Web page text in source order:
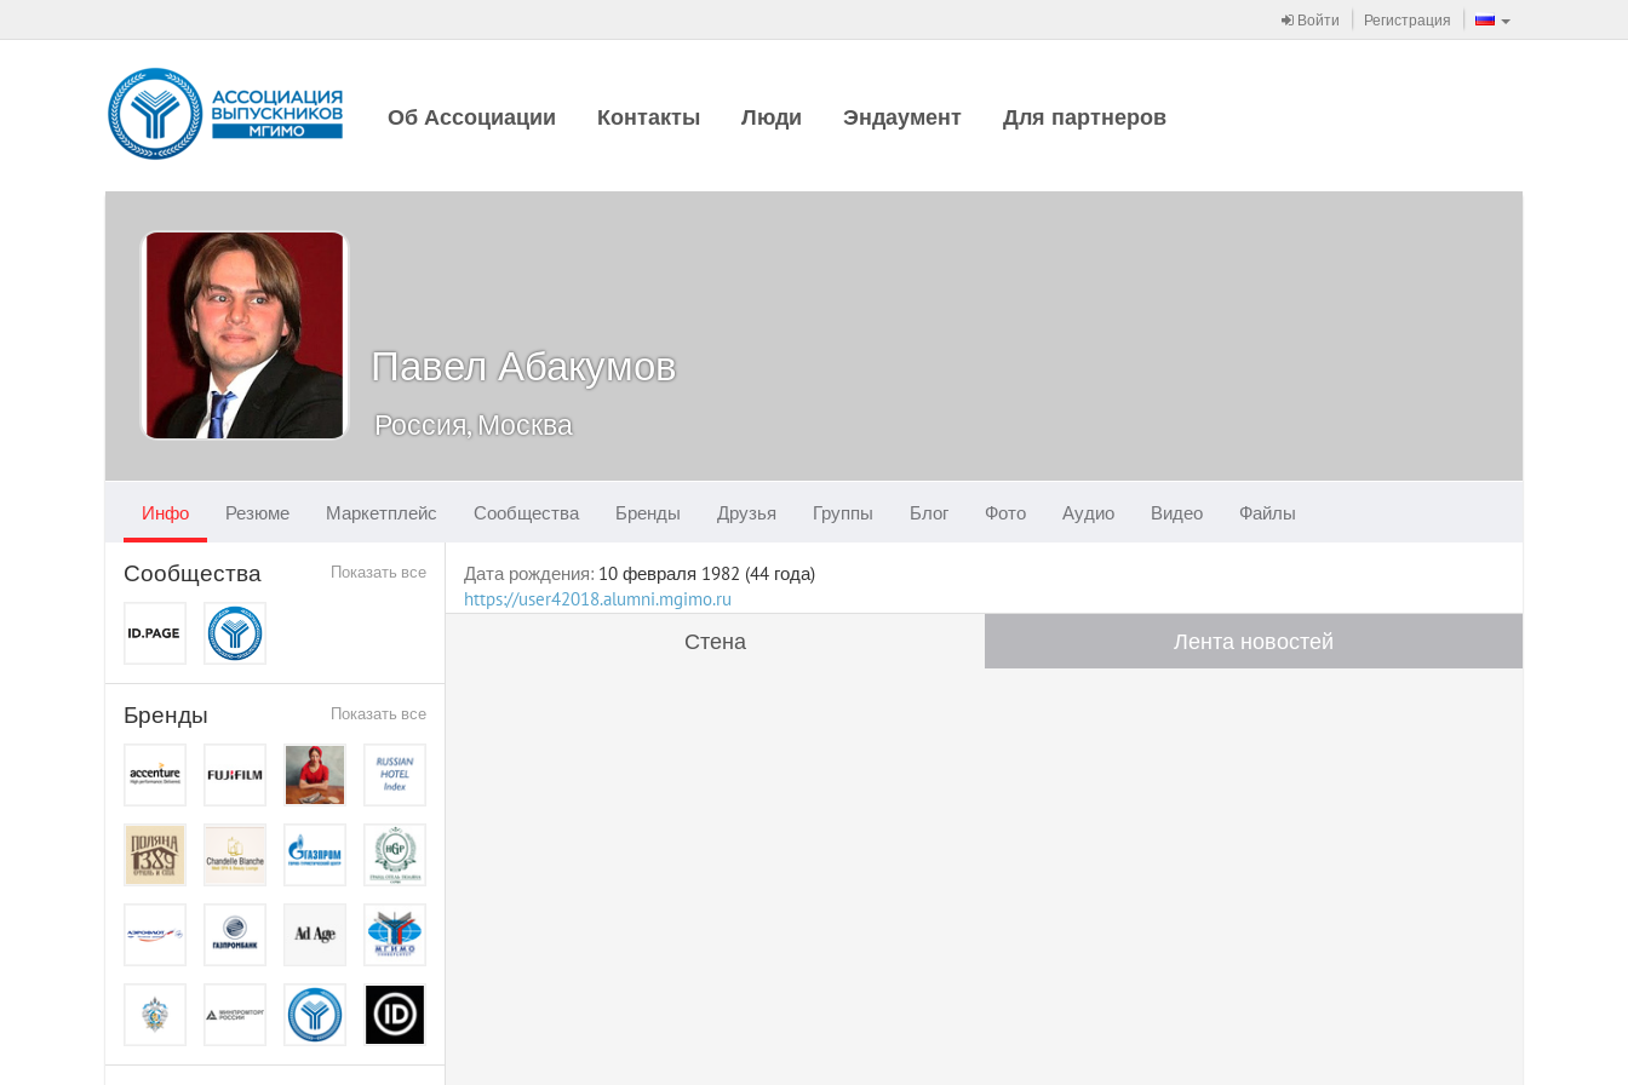
Войти Регистрация
Об Ассоциации Контакты Люди Эндаумент Для партнеров
Павел Абакумов
Россия, Москва
Инфо Резюме Маркетплейс Сообщества Бренды Друзья Группы Блог Фото Аудио Видео Файлы
Показать все
Сообщества
Показать все
Бренды
Дата рождения: 10 февраля 1982 (44 года)
https://user42018.alumni.mgimo.ru
Стена Лента новостей